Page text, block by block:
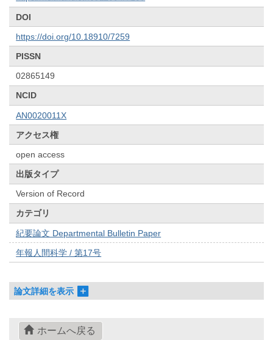
DOI
https://doi.org/10.18910/7259
PISSN
02865149
NCID
AN0020011X
アクセス権
open access
出版タイプ
Version of Record
カテゴリ
紀要論文 Departmental Bulletin Paper
年報人間科学 / 第17号
論文詳細を表示
ホームへ戻る